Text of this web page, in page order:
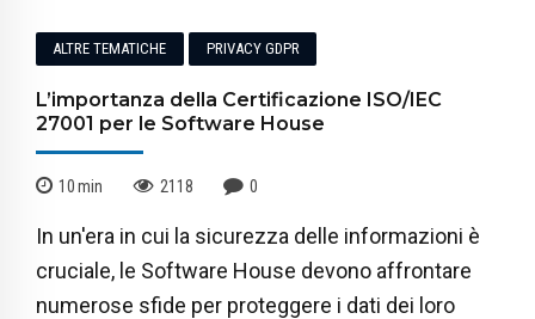
ALTRE TEMATICHE PRIVACY GDPR
L’importanza della Certificazione ISO/IEC
27001 per le Software House
10min 2118 0
In un'era in cui la sicurezza delle informazioni è
cruciale, le Software House devono affrontare
numerose sfide per proteggere i dati dei loro